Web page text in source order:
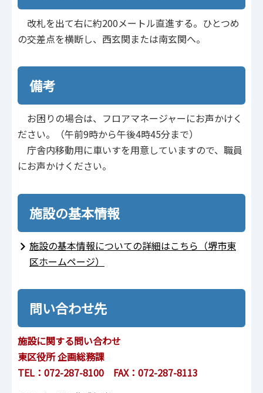
改札を出て右に約200メートル直進する。ひとつめ
の交差点を横断し、西玄関または南玄関へ。
備考
お困りの場合は、フロアマネージャーにお声かけく
ださい。（午前9時から午後4時45分まで）
庁舎内移動用に車いすを用意していますので、職員
にお声かけください。
施設の基本情報
施設の基本情報についての詳細はこちら（堺市東
区ホームページ）
問い合わせ先
施設に関する問い合わせ
東区役所 企画総務課
TEL：072-287-8100 FAX：072-287-8113